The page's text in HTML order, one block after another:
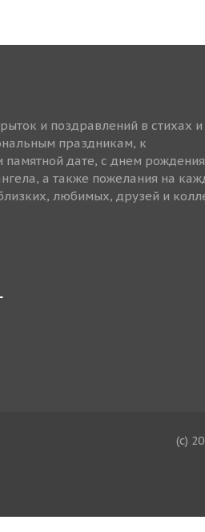
и поздравлений в стихах и
праздникам, к
памятной дате, с днем
а также пожелания на
любимых, друзей и
(c)